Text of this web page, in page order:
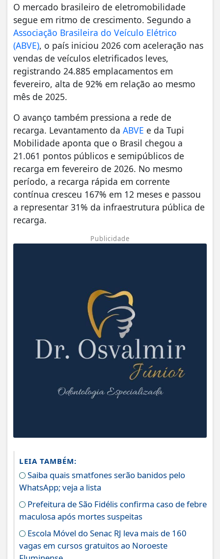
O mercado brasileiro de eletromobilidade
segue em ritmo de crescimento. Segundo a
Associação Brasileira do Veículo Elétrico
(ABVE), o país iniciou 2026 com aceleração nas
vendas de veículos eletrificados leves,
registrando 24.885 emplacamentos em
fevereiro, alta de 92% em relação ao mesmo
mês de 2025.
O avanço também pressiona a rede de
recarga. Levantamento da ABVE e da Tupi
Mobilidade aponta que o Brasil chegou a
21.061 pontos públicos e semipúblicos de
recarga em fevereiro de 2026. No mesmo
período, a recarga rápida em corrente
contínua cresceu 167% em 12 meses e passou
a representar 31% da infraestrutura pública de
recarga.
Publicidade
LEIA TAMBÉM:
Saiba quais smatfones serão banidos pelo
WhatsApp; veja a lista
Prefeitura de São Fidélis confirma caso de febre
maculosa após mortes suspeitas
Escola Móvel do Senac RJ leva mais de 160
vagas em cursos gratuitos ao Noroeste